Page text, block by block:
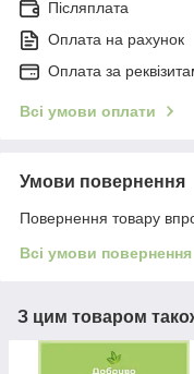
Післяплата
Оплата на рахунок
Оплата за
Всі умови оплати
Умови повернення
Повернення товару
Всі умови повернення
З цим товаром